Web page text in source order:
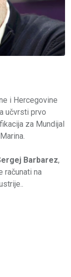
i Hercegovine
učvrsti prvo
za Mundijal
Barbarez,
računati na